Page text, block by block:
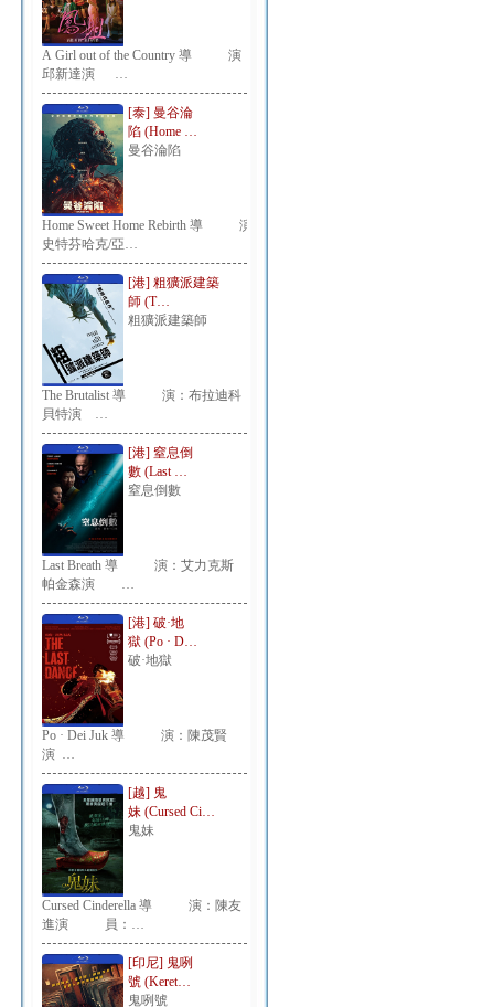
A Girl out of the Country 導 演：
邱新達演 …
[泰] 曼谷淪
陷 (Home …
曼谷淪陷
Home Sweet Home Rebirth 導 演：
史特芬哈克/亞…
[港] 粗獷派建築
師 (T…
粗獷派建築師
The Brutalist 導 演：布拉迪科
貝特演 …
[港] 窒息倒
數 (Last …
窒息倒數
Last Breath 導 演：艾力克斯
帕金森演 …
[港] 破·地
獄 (Po · D…
破·地獄
Po · Dei Juk 導 演：陳茂賢
演 …
[越] 鬼
妹 (Cursed Ci…
鬼妹
Cursed Cinderella 導 演：陳友
進演 員：…
[印尼] 鬼咧
號 (Keret…
鬼咧號